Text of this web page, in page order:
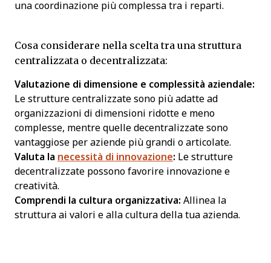
una coordinazione più complessa tra i reparti.
Cosa considerare nella scelta tra una struttura
centralizzata o decentralizzata:
Valutazione di dimensione e complessità aziendale:
Le strutture centralizzate sono più adatte ad
organizzazioni di dimensioni ridotte e meno
complesse, mentre quelle decentralizzate sono
vantaggiose per aziende più grandi o articolate.
Valuta la necessità di innovazione: Le strutture
decentralizzate possono favorire innovazione e
creatività.
Comprendi la cultura organizzativa: Allinea la
struttura ai valori e alla cultura della tua azienda.